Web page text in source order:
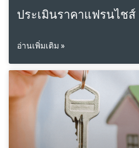
ประเมินราคาแฟรนไชส์
อ่านเพิ่มเติม »